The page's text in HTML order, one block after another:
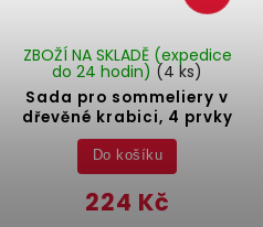
Sada pro sommeliery v
dřevěné krabici, 4 prvky
ZBOŽÍ NA SKLADĚ (expedice
do 24 hodin) (4 ks)
224 Kč
Do košíku